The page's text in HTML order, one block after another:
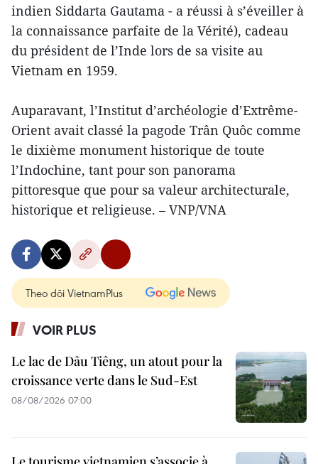
indien Siddarta Gautama - a réussi à s’éveiller à
la connaissance parfaite de la Vérité), cadeau
du président de l’Inde lors de sa visite au
Vietnam en 1959.
Auparavant, l’Institut d’archéologie d’Extrême-
Orient avait classé la pagode Trân Quôc comme
le dixième monument historique de toute
l’Indochine, tant pour son panorama
pittoresque que pour sa valeur architecturale,
historique et religieuse. – VNP/VNA
Theo dõi VietnamPlus
VOIR PLUS
Le lac de Dâu Tiêng, un atout pour la
croissance verte dans le Sud-Est
08/08/2026 07:00